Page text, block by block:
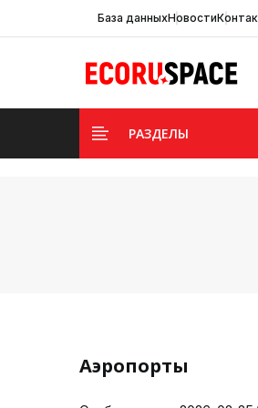
База данныхНовости
РАЗДЕЛЫ
Аэропорты